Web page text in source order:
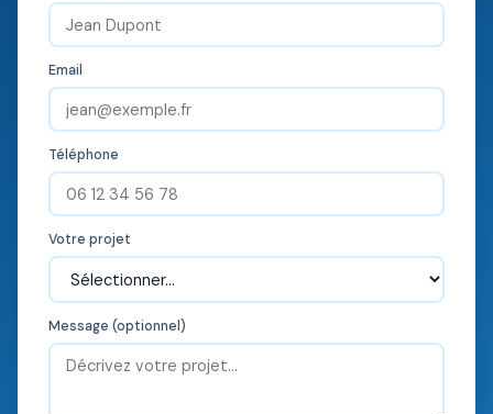
Email
Téléphone
Votre projet
Message (optionnel)